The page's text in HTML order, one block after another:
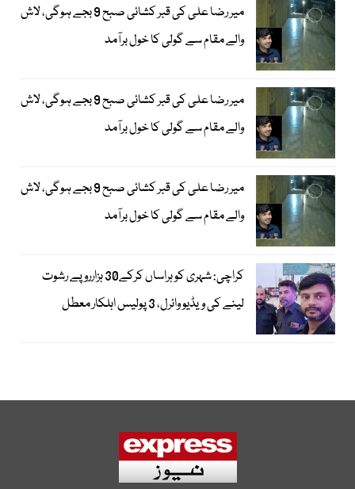
میر رضا علی کی قبر کشائی صبح 9 بجے ہوگی، لاش
والے مقام سے گولی کا خول برآمد
میر رضا علی کی قبر کشائی صبح 9 بجے ہوگی، لاش
والے مقام سے گولی کا خول برآمد
میر رضا علی کی قبر کشائی صبح 9 بجے ہوگی، لاش
والے مقام سے گولی کا خول برآمد
کراچی: شہری کو ہراساں کرکے30 ہزارروپے رشوت
لینے کی ویڈیو وائرل، 3 پولیس اہلکار معطل